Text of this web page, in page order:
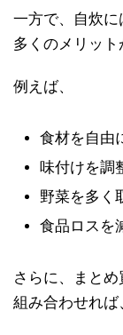
一方で、自炊に
多くのメリット
例えば、
食材を自由
味付けを調
野菜を多く
食品ロスを
さらに、まと
組み合わせれば